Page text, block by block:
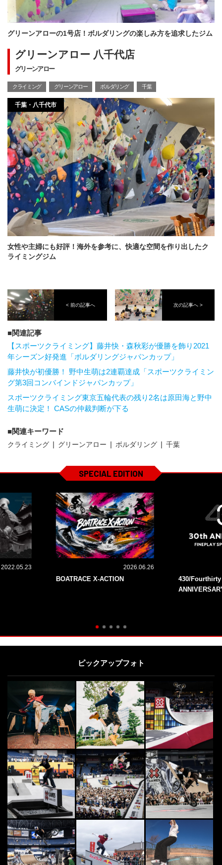
グリーンアローの1号店！ボルダリングの楽しみ方を追求したジム
グリーンアロー 八千代店
グリーンアロー
クライミング グリーンアロー ボルダリング 千葉
千葉・八千代市
女性や主婦にも好評！海外を参考に、快適な空間を作り出したク
ライミングジム
< 前の記事へ 次の記事へ >
関連記事
【スポーツクライミング】藤井快・森秋彩が優勝を飾り2021
年シーズン好発進「ボルダリングジャパンカップ」
藤井快が初優勝！ 野中生萌は2連覇達成「スポーツクライミン
グ第3回コンバインドジャパンカップ」
スポーツクライミング東京五輪代表の残り2名は原田海と野中
生萌に決定！ CASの仲裁判断が下る
関連キーワード
クライミング グリーンアロー ボルダリング 千葉
SPECIAL EDITION
2022.05.23 2026.06.26
BOATRACE X-ACTION
430/
ピックアップフォト